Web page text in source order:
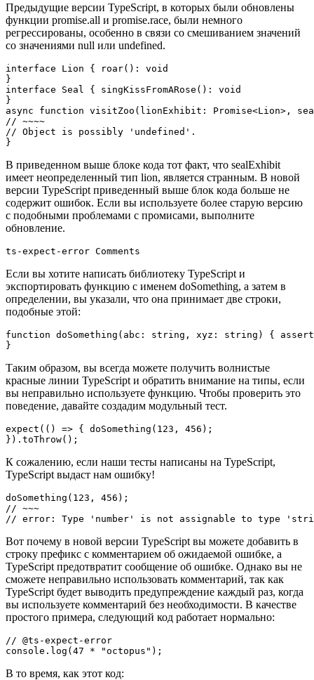
Предыдущие версии TypeScript, в которых были обновлены
функции promise.all и promise.race, были немного
регрессированы, особенно в связи со смешиванием значений
со значениями null или undefined.
interface Lion { roar(): void
}
interface Seal { singKissFromARose(): void
}
async function visitZoo(lionExhibit:
// ~~~~
// Object is possibly 'undefined'.
}
В приведенном выше блоке кода тот факт, что sealExhibit
имеет неопределенный тип lion, является странным. В новой
версии TypeScript приведенный выше блок кода больше не
содержит ошибок. Если вы используете более старую версию
с подобными проблемами с промисами, выполните
обновление.
ts-expect-error Comments
Если вы хотите написать библиотеку TypeScript и
экспортировать функцию с именем doSomething, а затем в
определении, вы указали, что она принимает две строки,
подобные этой:
function doSomething(abc: string, xyz: string) {
}
Таким образом, вы всегда можете получить волнистые
красные линии TypeScript и обратить внимание на типы, если
вы неправильно используете функцию. Чтобы проверить это
поведение, давайте создадим модульный тест.
expect(() => { doSomething(123, 456);
}).toThrow();
К сожалению, если наши тесты написаны на TypeScript,
TypeScript выдаст нам ошибку!
doSomething(123, 456);
// ~~~
// error: Type 'number' is not assignable to type
Вот почему в новой версии TypeScript вы можете добавить в
строку префикс с комментарием об ожидаемой ошибке, а
TypeScript предотвратит сообщение об ошибке. Однако вы не
сможете неправильно использовать комментарий, так как
TypeScript будет выводить предупреждение каждый раз, когда
вы используете комментарий без необходимости. В качестве
простого примера, следующий код работает нормально:
// @ts-expect-error
console.log(47 * "octopus");
В то время, как этот код: